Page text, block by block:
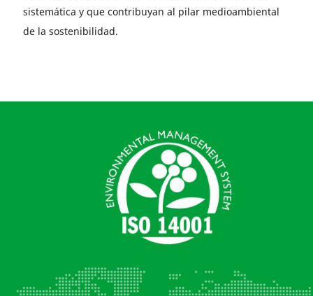
sistemática y que contribuyan al pilar medioambiental
de la sostenibilidad.